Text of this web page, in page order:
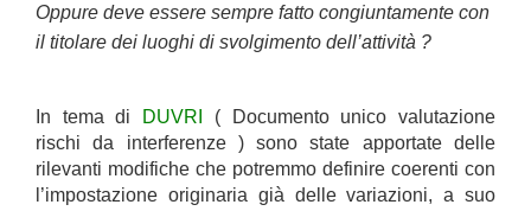
Oppure deve essere sempre fatto congiuntamente con
il titolare dei luoghi di svolgimento dell’attività ?
In tema di DUVRI
( Documento unico valutazione
rischi da interferenze ) sono state apportate delle
rilevanti modifiche che potremmo definire coerenti con
l’impostazione originaria già delle variazioni, a suo